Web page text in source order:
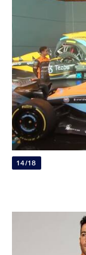
14/18